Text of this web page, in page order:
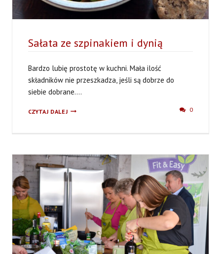
0
Sałata ze szpinakiem i dynią
Bardzo lubię prostotę w kuchni. Mała ilość
składników nie przeszkadza, jeśli są dobrze do
siebie dobrane....
CZYTAJ DALEJSAŁATA